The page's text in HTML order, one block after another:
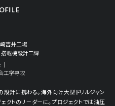
吉井工場
載機設計二課
工学専攻
設計に携わる。海外向け大型ドリルジャン
クトのリーダーに。プロジェクトでは油圧